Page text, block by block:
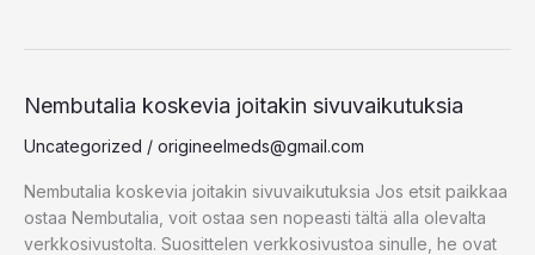
Nembutalia koskevia joitakin sivuvaikutuksia
Uncategorized / origineelmeds@gmail.com
Nembutalia koskevia joitakin sivuvaikutuksia Jos etsit paikkaa
ostaa Nembutalia, voit ostaa sen nopeasti tältä alla olevalta
verkkosivustolta. Suosittelen verkkosivustoa sinulle, he ovat
Nembutalia
joitakin
sivuvaikutuksia